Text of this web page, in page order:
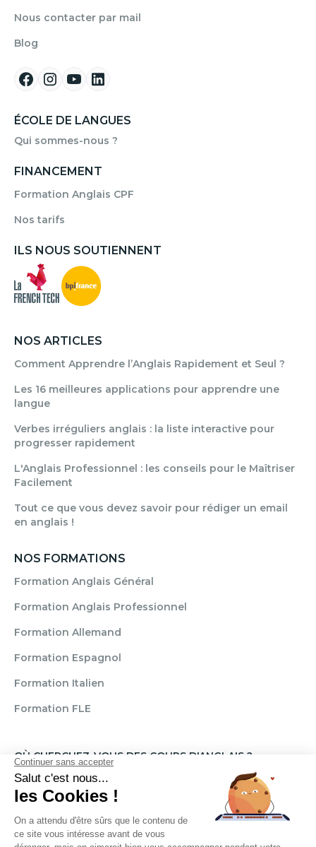
Nous contacter par mail
Blog
ÉCOLE DE LANGUES
Qui sommes-nous ?
FINANCEMENT
Formation Anglais CPF
Nos tarifs
ILS NOUS SOUTIENNENT
NOS ARTICLES
Comment Apprendre l’Anglais Rapidement et Seul ?
Les 16 meilleures applications pour apprendre une
langue
Verbes irréguliers anglais : la liste interactive pour
progresser rapidement
L'Anglais Professionnel : les conseils pour le Maîtriser
Facilement
Tout ce que vous devez savoir pour rédiger un email
en anglais !
NOS FORMATIONS
Formation Anglais Général
Formation Anglais Professionnel
Formation Allemand
Formation Espagnol
Formation Italien
Formation FLE
OÙ CHERCHEZ-VOUS DES COURS D'ANGLAIS ?
ParisMarseilleLille Grenoble
Angers
NarbonneRouenAix-en-Provence Montpellier
Lyon
ToulouseNiceRennesNantesBrignais